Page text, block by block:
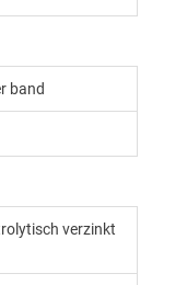
band
verzinkt